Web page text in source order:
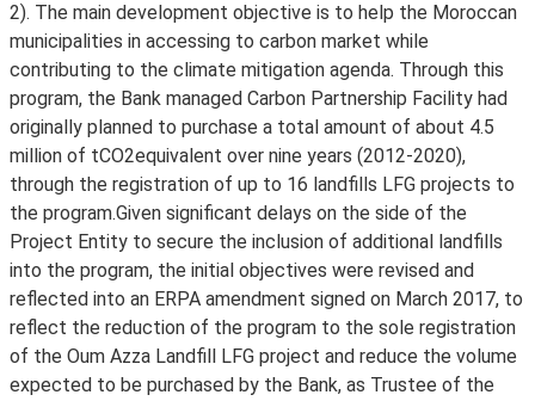
2). The main development objective is to help the Moroccan
municipalities in accessing to carbon market while
contributing to the climate mitigation agenda. Through this
program, the Bank managed Carbon Partnership Facility had
originally planned to purchase a total amount of about 4.5
million of tCO2equivalent over nine years (2012-2020),
through the registration of up to 16 landfills LFG projects to
the program.Given significant delays on the side of the
Project Entity to secure the inclusion of additional landfills
into the program, the initial objectives were revised and
reflected into an ERPA amendment signed on March 2017, to
reflect the reduction of the program to the sole registration
of the Oum Azza Landfill LFG project and reduce the volume
expected to be purchased by the Bank, as Trustee of the